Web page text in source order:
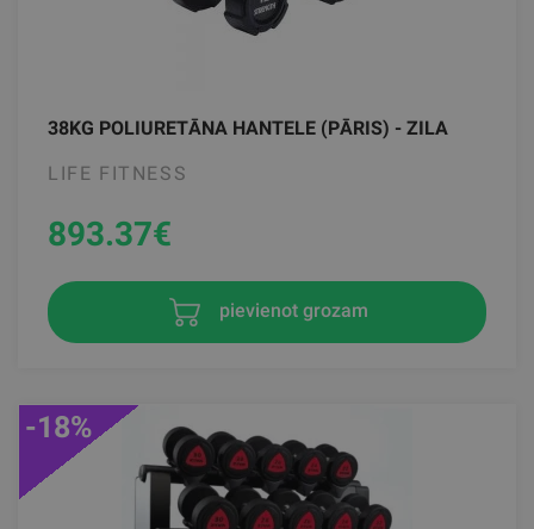
38KG POLIURETĀNA HANTELE (PĀRIS) - ZILA
LIFE FITNESS
893.37€
pievienot grozam
-18%